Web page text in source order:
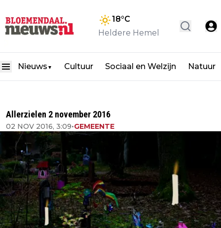
18°C
Heldere Hemel
Nieuws ▼ Cultuur Sociaal en Welzijn Natuur
Allerzielen 2 november 2016
02 NOV 2016, 3:09•GEMEENTE